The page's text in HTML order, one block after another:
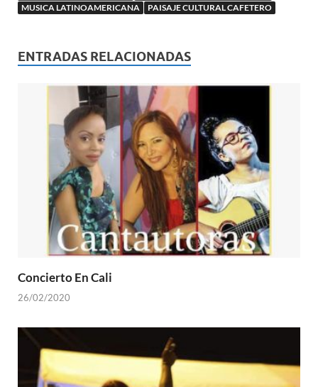
MUSICA LATINOAMERICANA
PAISAJE CULTURAL CAFETERO
ENTRADAS RELACIONADAS
Concierto En Cali
26/02/2020